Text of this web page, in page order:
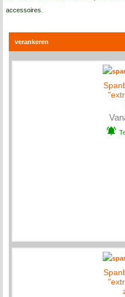
accessoires.
verankeren